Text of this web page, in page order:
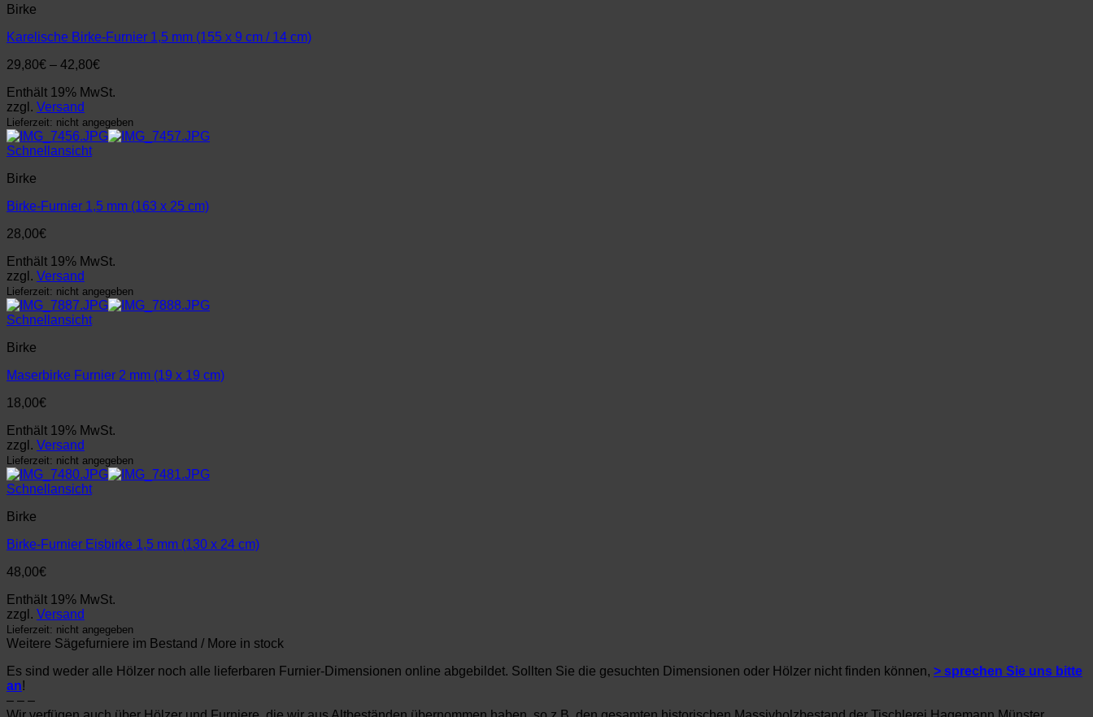
Birke
Karelische Birke-Furnier 1,5 mm (155 x 9 cm / 14 cm)
29,80€ – 42,80€
bis
Enthält 19% MwSt.
zzgl. Versand
Lieferzeit: nicht angegeben
Schnellansicht
Birke
Birke-Furnier 1,5 mm (163 x 25 cm)
28,00€
Enthält 19% MwSt.
zzgl. Versand
Lieferzeit: nicht angegeben
Schnellansicht
Birke
Maserbirke Furnier 2 mm (19 x 19 cm)
18,00€
Enthält 19% MwSt.
zzgl. Versand
Lieferzeit: nicht angegeben
Schnellansicht
Birke
Birke-Furnier Eisbirke 1,5 mm (130 x 24 cm)
48,00€
Enthält 19% MwSt.
zzgl. Versand
Lieferzeit: nicht angegeben
Weitere Sägefurniere im Bestand / More in stock
Es sind weder alle Hölzer noch alle lieferbaren Furnier-Dimensionen online abgebildet. Sollten Sie die gesuchten Dimensionen oder Hölzer nicht finden können, > sprechen Sie uns bitte
an!
– – –